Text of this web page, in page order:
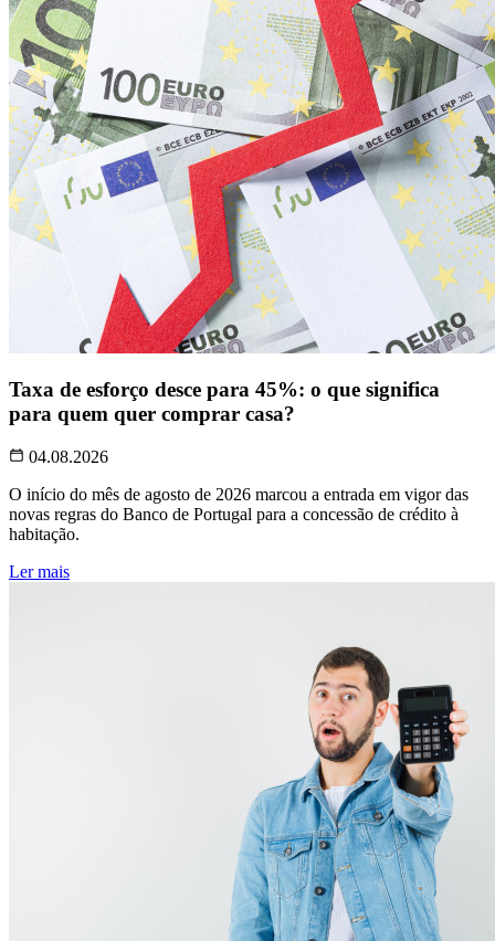
Taxa de esforço desce para 45%: o que significa
para quem quer comprar casa?
04.08.2026
O início do mês de agosto de 2026 marcou a entrada em vigor das
novas regras do Banco de Portugal para a concessão de crédito à
habitação.
Ler mais